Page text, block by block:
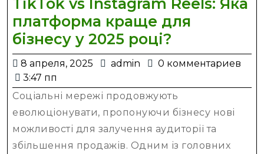
платформа краще для
бізнесу у 2025 році?
vs
Instagram
Reels:
Яка
платформа
краще
8 апреля, 2025
8
2025
admin admin
0 комментариев
3:47 пп
Соціальні мережі продовжують
еволюціонувати, пропонуючи бізнесу нові
можливості для залучення аудиторії та
збільшення продажів. Одним із головних